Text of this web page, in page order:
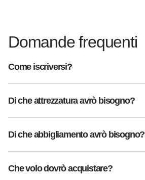
Domande frequenti
Come iscriversi?
Di che attrezzatura avrò bisogno?
Di che abbigliamento avrò bisogno?
Che volo dovrò acquistare?